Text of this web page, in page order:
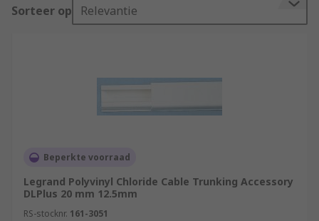
Sorteer op Relevantie
Beperkte voorraad
Legrand Polyvinyl Chloride Cable Trunking Accessory
DLPlus 20 mm 12.5mm
RS-stocknr. 161-3051